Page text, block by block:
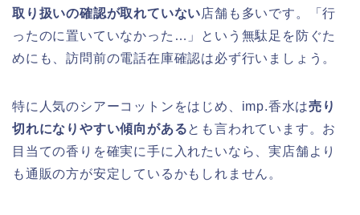
取り扱いの確認が取れていない店舗も多いです。「行
ったのに置いていなかった…」という無駄足を防ぐた
めにも、訪問前の電話在庫確認は必ず行いましょう。
特に人気のシアーコットンをはじめ、imp.香水は売り
切れになりやすい傾向があるとも言われています。お
目当ての香りを確実に手に入れたいなら、実店舗より
も通販の方が安定しているかもしれません。